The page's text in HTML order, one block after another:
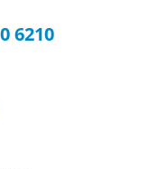
6210